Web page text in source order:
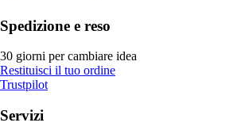
Spedizione e reso
30 giorni per cambiare idea
Restituisci il tuo ordine
Trustpilot
Servizi